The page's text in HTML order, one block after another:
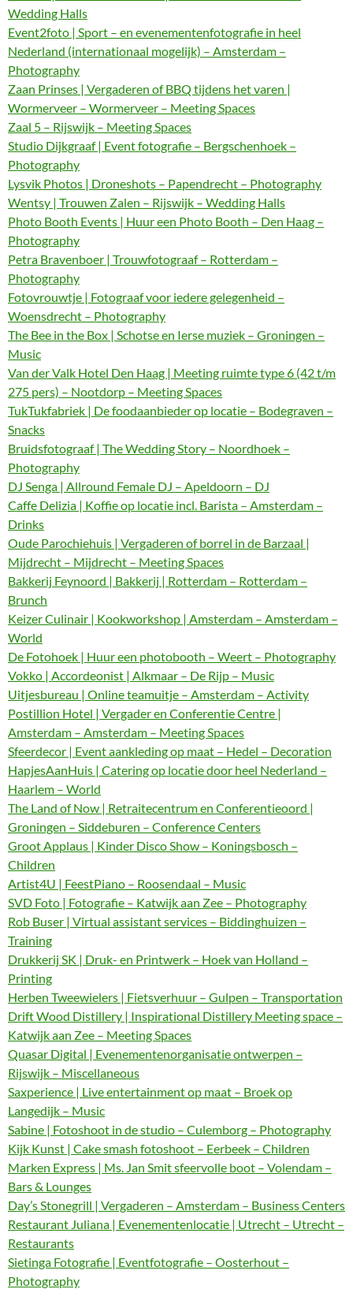
Wedding Halls
Event2foto | Sport – en evenementenfotografie in heel
Nederland (internationaal mogelijk) – Amsterdam –
Photography
Zaan Prinses | Vergaderen of BBQ tijdens het varen |
Wormerveer – Wormerveer – Meeting Spaces
Zaal 5 – Rijswijk – Meeting Spaces
Studio Dijkgraaf | Event fotografie – Bergschenhoek –
Photography
Lysvik Photos | Droneshots – Papendrecht – Photography
Wentsy | Trouwen Zalen – Rijswijk – Wedding Halls
Photo Booth Events | Huur een Photo Booth – Den Haag –
Photography
Petra Bravenboer | Trouwfotograaf – Rotterdam –
Photography
Fotovrouwtje | Fotograaf voor iedere gelegenheid –
Woensdrecht – Photography
The Bee in the Box | Schotse en Ierse muziek – Groningen –
Music
Van der Valk Hotel Den Haag | Meeting ruimte type 6 (42 t/m
275 pers) – Nootdorp – Meeting Spaces
TukTukfabriek | De foodaanbieder op locatie – Bodegraven –
Snacks
Bruidsfotograaf | The Wedding Story – Noordhoek –
Photography
DJ Senga | Allround Female DJ – Apeldoorn – DJ
Caffe Delizia | Koffie op locatie incl. Barista – Amsterdam –
Drinks
Oude Parochiehuis | Vergaderen of borrel in de Barzaal |
Mijdrecht – Mijdrecht – Meeting Spaces
Bakkerij Feynoord | Bakkerij | Rotterdam – Rotterdam –
Brunch
Keizer Culinair | Kookworkshop | Amsterdam – Amsterdam –
World
De Fotohoek | Huur een photobooth – Weert – Photography
Vokko | Accordeonist | Alkmaar – De Rijp – Music
Uitjesbureau | Online teamuitje – Amsterdam – Activity
Postillion Hotel | Vergader en Conferentie Centre |
Amsterdam – Amsterdam – Meeting Spaces
Sfeerdecor | Event aankleding op maat – Hedel – Decoration
HapjesAanHuis | Catering op locatie door heel Nederland –
Haarlem – World
The Land of Now | Retraitecentrum en Conferentieoord |
Groningen – Siddeburen – Conference Centers
Groot Applaus | Kinder Disco Show – Koningsbosch –
Children
Artist4U | FeestPiano – Roosendaal – Music
SVD Foto | Fotografie – Katwijk aan Zee – Photography
Rob Buser | Virtual assistant services – Biddinghuizen –
Training
Drukkerij SK | Druk- en Printwerk – Hoek van Holland –
Printing
Herben Tweewielers | Fietsverhuur – Gulpen – Transportation
Drift Wood Distillery | Inspirational Distillery Meeting space –
Katwijk aan Zee – Meeting Spaces
Quasar Digital | Evenementenorganisatie ontwerpen –
Rijswijk – Miscellaneous
Saxperience | Live entertainment op maat – Broek op
Langedijk – Music
Sabine | Fotoshoot in de studio – Culemborg – Photography
Kijk Kunst | Cake smash fotoshoot – Eerbeek – Children
Marken Express | Ms. Jan Smit sfeervolle boot – Volendam –
Bars & Lounges
Day’s Stonegrill | Vergaderen – Amsterdam – Business Centers
Restaurant Juliana | Evenementenlocatie | Utrecht – Utrecht –
Restaurants
Sietinga Fotografie | Eventfotografie – Oosterhout –
Photography